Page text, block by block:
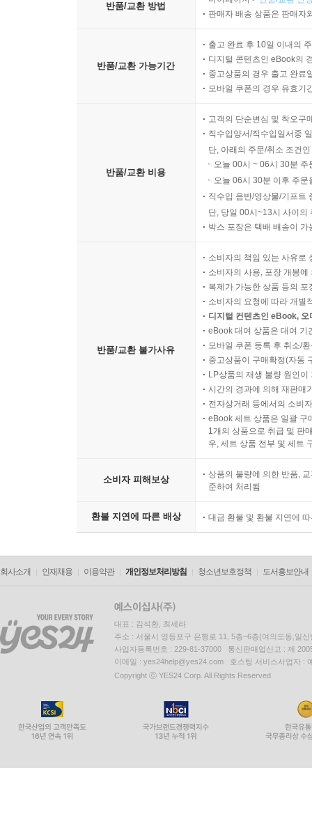
반품/교환 방법
판매자 배송 상품은 판매자
반품/교환 가능기간
출고 완료 후 10일 이내의
디지털 콘텐츠인 eBook의
중고상품의 경우 출고 완료
모바일 쿠폰의 경우 유효기
반품/교환 비용
고객의 단순변심 및 착오구
직수입양서/직수입일서중
단, 아래의 주문/취소 조건
오늘 00시 ~ 06시 30분
오늘 06시 30분 이후 주
직수입 음반/영상물/기프트
단, 당일 00시~13시 사이의
박스 포장은 택배 배송이
반품/교환 불가사유
소비자의 책임 있는 사유로
소비자의 사용, 포장 개봉
복제가 가능한 상품 등의
소비자의 요청에 따라 개별
디지털 컨텐츠인 eBook,
eBook 대여 상품은 대여 기
모바일 쿠폰 등록 후 취소/
중고상품이 구매확정(자동
LP상품의 재생 불량 원인
시간의 경과에 의해 재판매
전자상거래 등에서의 소비
eBook 세트 상품은 일괄 구
1개의 상품으로 취급 및 판
우, 세트 상품 전부 및 세트
소비자 피해보상
상품의 불량에 의한 반품,
준하여 처리됨
환불 지연에 따른 배상 대금 환불 및 환불 지연에
회사소개 인재채용 이용약관 개인정보처리방침 청소년보호정책 도서홍보안내
대표 : 김석환, 최세라
주소 : 서울시 영등포구 은행로 11, 5층~6층(여의도동,일신
사업자등록번호 : 229-81-37000 통신판매업신고 : 제
이메일 : yes24help@yes24.com 호스팅 서비스사업자 :
Copyright ⓒ YES24 Corp. All Rights Reserved.